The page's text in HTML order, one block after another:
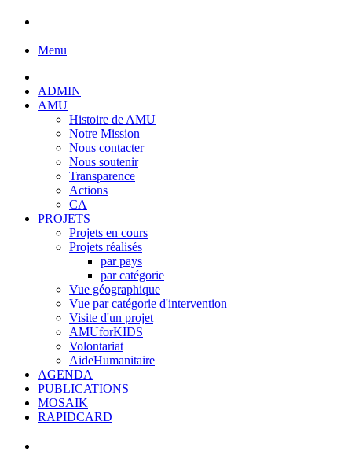
Menu
ADMIN
AMU
Histoire de AMU
Notre Mission
Nous contacter
Nous soutenir
Transparence
Actions
CA
PROJETS
Projets en cours
Projets réalisés
par pays
par catégorie
Vue géographique
Vue par catégorie d'intervention
Visite d'un projet
AMUforKIDS
Volontariat
AideHumanitaire
AGENDA
PUBLICATIONS
MOSAIK
RAPIDCARD